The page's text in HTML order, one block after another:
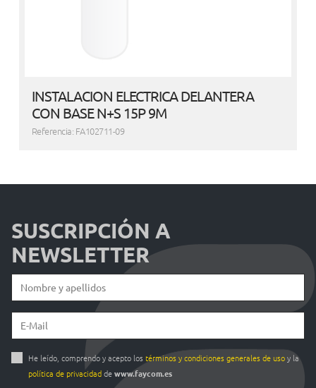
INSTALACION ELECTRICA DELANTERA
CON BASE N+S 15P 9M
Referencia: FA102711-09
SUSCRIPCIÓN A
NEWSLETTER
He leído, comprendo y acepto los términos y condiciones generales de usoy la
política de privacidaddewww.faycom.es